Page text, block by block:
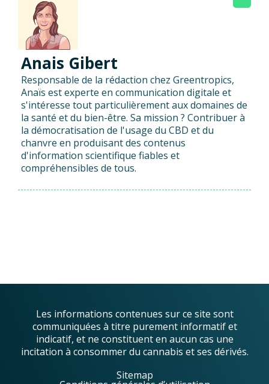
Anais Gibert
Responsable de la rédaction chez Greentropics,
Anaïs est experte en communication digitale et
s'intéresse tout particulièrement aux domaines de
la santé et du bien-être. Sa mission ? Contribuer à
la démocratisation de l'usage du CBD et du
chanvre en produisant des contenus
d'information scientifique fiables et
compréhensibles de tous.
Les informations contenues sur ce site sont
communiquées à titre purement informatif et
indicatif, et ne constituent en aucun cas une
incitation à consommer du cannabis et ses dérivés.
Sitemap